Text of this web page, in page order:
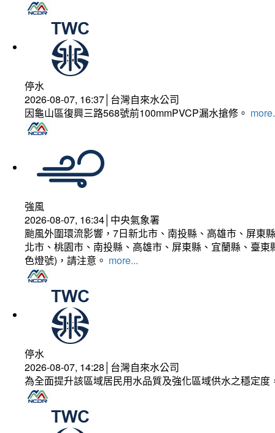
停水
2026-08-07, 16:37│台灣自來水公司
因龜山區復興三路568號前100mmPVCP漏水搶修。
強風
2026-08-07, 16:34│中央氣象署
颱風外圍環流影響，7日新北市、南投縣、高雄市、屏東
北市、桃園市、南投縣、高雄市、屏東縣、宜蘭縣、臺
色燈號)，請注意。 more...
停水
2026-08-07, 14:28│台灣自來水公司
為全面提升該區域居民用水品質及強化區域供水之穩定